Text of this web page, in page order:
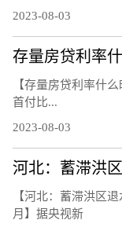
2023-08-03
【存量房贷利率什
首付比...
2023-08-03
【河北：蓄滞洪区
月】据央视新